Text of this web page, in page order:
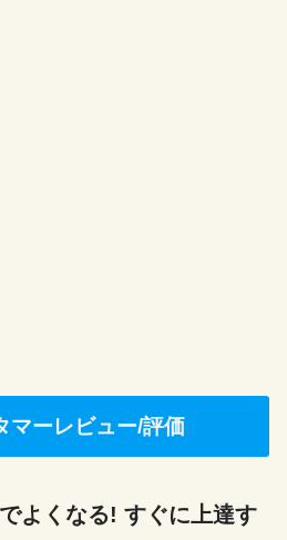
マーレビュー/評価
よくなる! すぐに上達す